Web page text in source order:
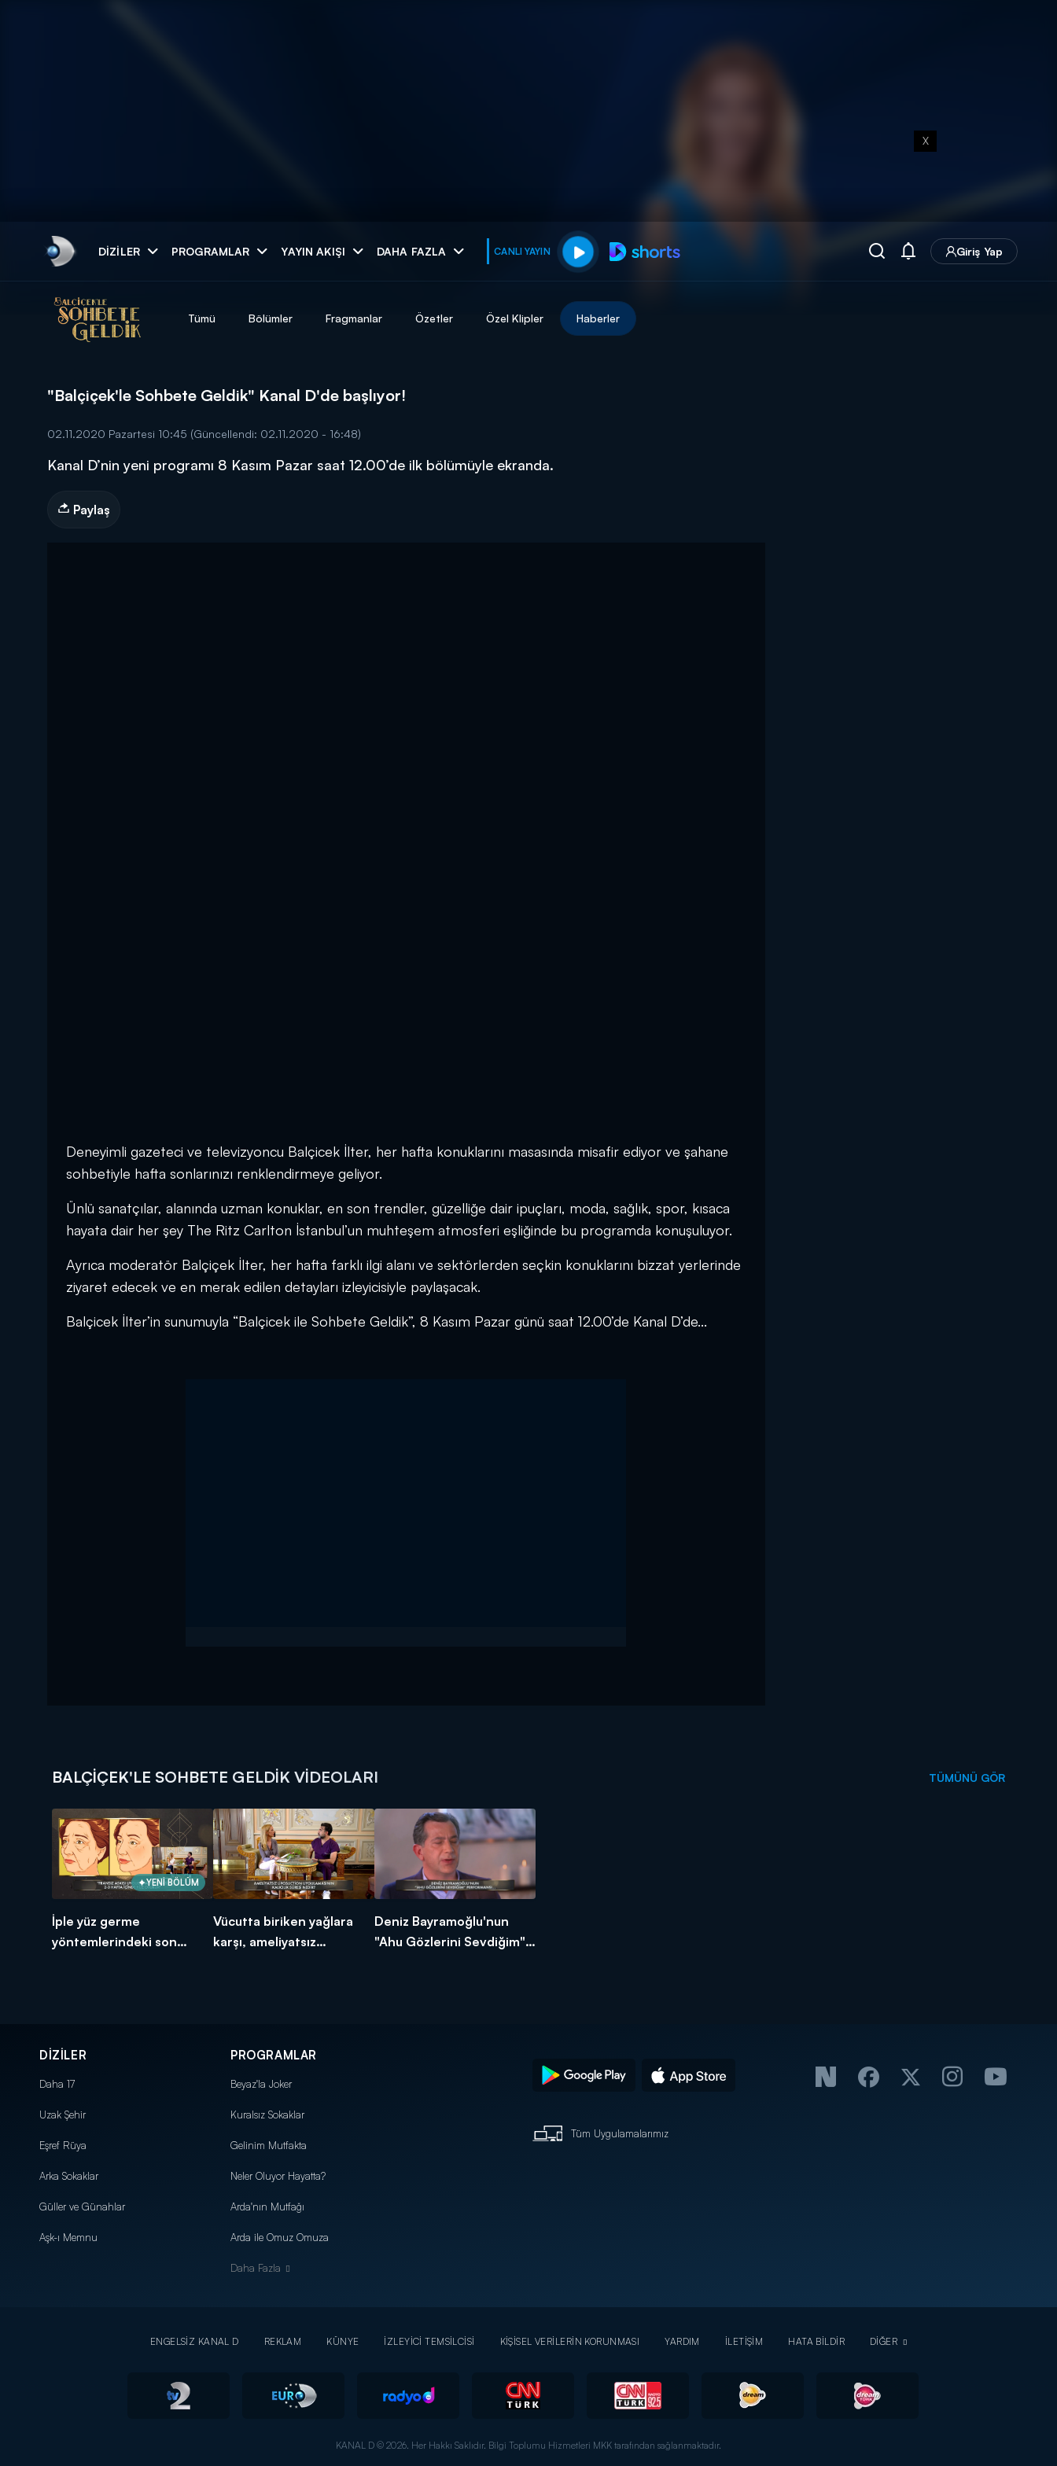
X
DIZILER PROGRAMLAR YAYIN AKIŞI DAHA FAZLA CANLI YAYIN Giriş Yap
muhteşem ikili
DİĞER SONUÇLAR
Tümü Bölümler Fragmanlar Özetler Özel Klipler Haberler
"Balçiçek'le Sohbete Geldik" Kanal D'de başlıyor!
02.11.2020 Pazartesi 10:45 (Güncellendi: 02.11.2020 - 16:48)
Kanal D’nin yeni programı 8 Kasım Pazar saat 12.00’de ilk bölümüyle ekranda.
Paylaş
Deneyimli gazeteci ve televizyoncu Balçicek İlter, her hafta konuklarını masasında misafir ediyor ve şahane
sohbetiyle hafta sonlarınızı renklendirmeye geliyor.
Ünlü sanatçılar, alanında uzman konuklar, en son trendler, güzelliğe dair ipuçları, moda, sağlık, spor, kısaca
hayata dair her şey The Ritz Carlton İstanbul’un muhteşem atmosferi eşliğinde bu programda konuşuluyor.
Ayrıca moderatör Balçiçek İlter, her hafta farklı ilgi alanı ve sektörlerden seçkin konuklarını bizzat yerlerinde
ziyaret edecek ve en merak edilen detayları izleyicisiyle paylaşacak.
Balçicek İlter’in sunumuyla “Balçicek ile Sohbete Geldik”, 8 Kasım Pazar günü saat 12.00’de Kanal D’de...
BALÇIÇEK'LE SOHBETE GELDIK VIDEOLARI TÜMÜNÜ GÖR
YENİ BÖLÜM
İple yüz germe
yöntemlerindeki son
Vücutta biriken yağlara
karşı, ameliyatsız
Deniz Bayramoğlu'nun
"Ahu Gözlerini Sevdiğim"
DİZİLER
Daha 17
Uzak Şehir
Eşref Rüya
Arka Sokaklar
Güller ve Günahlar
Aşk-ı Memnu
PROGRAMLAR
Beyaz'la Joker
Kuralsız Sokaklar
Gelinim Mutfakta
Neler Oluyor Hayatta?
Arda'nın Mutfağı
Arda ile Omuz Omuza
Daha Fazla
Tüm Uygulamalarımız
ENGELSİZ KANAL D REKLAM KÜNYE İZLEYİCİ TEMSİLCİSİ KİŞİSEL VERİLERİN KORUNMASI YARDIM İLETİŞİM HATA BİLDİR DİĞER
KANAL D © 2026. Her Hakkı Saklıdır. Bilgi Toplumu Hizmetleri MKK tarafından sağlanmaktadır.